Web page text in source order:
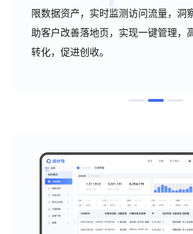
限数据资产，实时监测访问流量，洞
助客户改善落地页，实现一键管理，
转化，促进创收。